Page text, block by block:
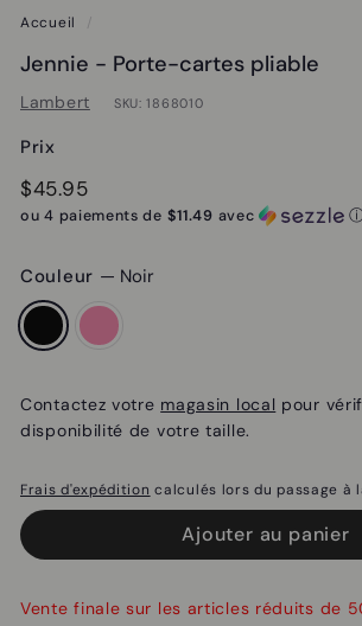
Accueil /
Jennie - Porte-cartes pliable
Lambert SKU:1868010
Prix
Prix
régulier
Prix
soldé
$45.95$45.95
ou 4 paiements de $11.49 avec
Couleur — Noir
Contactez votre magasin local pour
disponibilité de votre taille.
Frais d'expédition calculés lors du passage à
Ajouter au panier
Vente finale sur les articles réduits de